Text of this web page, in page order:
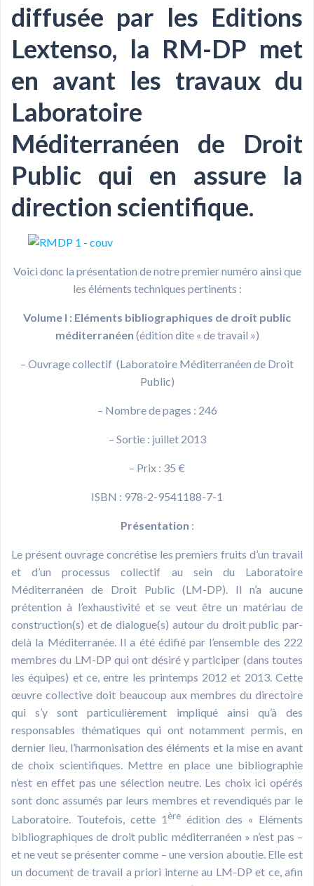
diffusée par les Editions
Lextenso, la RM-DP met
en avant les travaux du
Laboratoire
Méditerranéen de Droit
Public qui en assure la
direction scientifique.
Voici donc la présentation de notre premier numéro ainsi que
les éléments techniques pertinents :
Volume I : Eléments bibliographiques de droit public
méditerranéen (édition dite « de travail »)
– Ouvrage collectif (Laboratoire Méditerranéen de Droit
Public)
– Nombre de pages : 246
– Sortie : juillet 2013
– Prix : 35 €
ISBN : 978-2-9541188-7-1
Présentation :
Le présent ouvrage concrétise les premiers fruits d’un travail
et d’un processus collectif au sein du Laboratoire
Méditerranéen de Droit Public (LM-DP). Il n’a aucune
prétention à l’exhaustivité et se veut être un matériau de
construction(s) et de dialogue(s) autour du droit public par-
delà la Méditerranée. Il a été édifié par l’ensemble des 222
membres du LM-DP qui ont désiré y participer (dans toutes
les équipes) et ce, entre les printemps 2012 et 2013. Cette
œuvre collective doit beaucoup aux membres du directoire
qui s’y sont particulièrement impliqué ainsi qu’à des
responsables thématiques qui ont notamment permis, en
dernier lieu, l’harmonisation des éléments et la mise en avant
de choix scientifiques. Mettre en place une bibliographie
n’est en effet pas une sélection neutre. Les choix ici opérés
sont donc assumés par leurs membres et revendiqués par le
Laboratoire. Toutefois, cette 1ère édition des « Eléments
bibliographiques de droit public méditerranéen » n’est pas –
et ne veut se présenter comme – une version aboutie. Elle est
un document de travail a priori interne au LM-DP et ce, afin